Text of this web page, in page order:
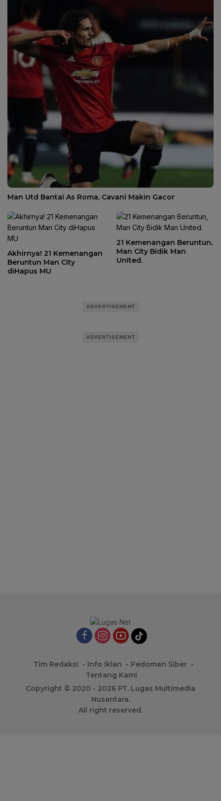
Man Utd Bantai As Roma, Cavani Makin Gacor
Akhirnya! 21 Kemenangan
Beruntun Man City
diHapus MU
21 Kemenangan Beruntun,
Man City Bidik Man
United.
ADVERTISEMENT
ADVERTISEMENT
Tim Redaksi Info Iklan
Pedoman Siber
Tentang Kami
Copyright © 2020 - 2026 PT. Lugas Multimedia
Nusantara.
All right reserved.